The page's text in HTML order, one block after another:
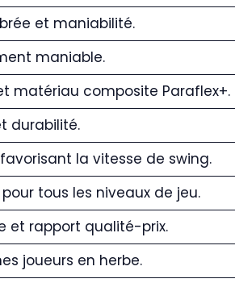
et maniabilité.
maniable.
matériau composite Paraflex+.
durabilité.
la vitesse de swing.
tous les niveaux de jeu.
et rapport qualité-prix.
joueurs en herbe.